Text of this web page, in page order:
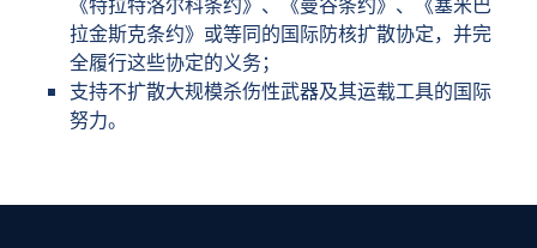
拉金斯克条约》或等同的国际防核扩散协定，并完
全履行这些协定的义务；
支持不扩散大规模杀伤性武器及其运载工具的国际
努力。